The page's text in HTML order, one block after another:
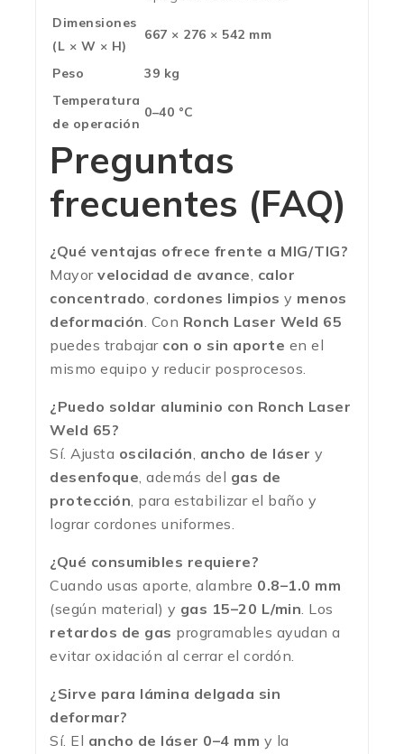
Dimensiones
(L × W × H)
667 × 276 × 542 mm
Peso
39 kg
Temperatura
de operación
0–40 °C
Preguntas
frecuentes (FAQ)
¿Qué ventajas ofrece frente a MIG/TIG?
Mayor velocidad de avance, calor
concentrado, cordones limpios y menos
deformación. Con Ronch Laser Weld 65
puedes trabajar con o sin aporte en el
mismo equipo y reducir posprocesos.
¿Puedo soldar aluminio con Ronch Laser
Weld 65?
Sí. Ajusta oscilación, ancho de láser y
desenfoque, además del gas de
protección, para estabilizar el baño y
lograr cordones uniformes.
¿Qué consumibles requiere?
Cuando usas aporte, alambre 0.8–1.0 mm
(según material) y gas 15–20 L/min. Los
retardos de gas programables ayudan a
evitar oxidación al cerrar el cordón.
¿Sirve para lámina delgada sin
deformar?
Sí. El ancho de láser 0–4 mm y la